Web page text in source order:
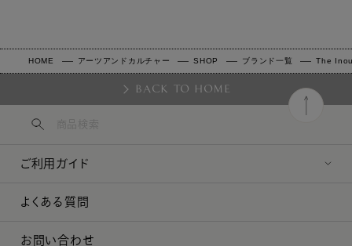
HOME アーツアンドカルチャー SHOP ブランド一覧 The
BACK TO HOME
ご利用ガイド
よくある質問
お問い合わせ